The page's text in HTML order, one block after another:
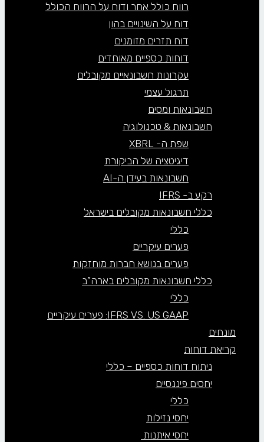
רווח כולל אחר ודוח על הרווח הכולל
דוח על השינויים בהון
דוח תזרים מזומנים
דוחות כספיים מאוחדים
עקרונות חשבונאיים מקובלים
תרגול עצמי
חשבונאות ומסים
חשבונאות & טכנולוגיה
שפת ה- XBRL
דיגיטציה של הביקורת
חשבונאות בעידן ה-AI
רקע ב- IFRS
כללי חשבונאות מקובלים בישראל
כללי
פערים עיקריים
פערים בנושא חברות מוחזקות
כללי חשבונאות מקובלים בארה”ב
כללי
IFRS VS. US GAAP: פערים עיקריים
מונחים
קריאת דוחות
ניתוח דוחות כספיים – כללי
יחסים פיננסיים
כללי
יחסי נזילות
יחסי איתנות